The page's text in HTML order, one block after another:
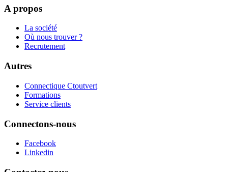
A propos
La société
Où nous trouver ?
Recrutement
Autres
Connectique Ctoutvert
Formations
Service clients
Connectons-nous
Facebook
Linkedin